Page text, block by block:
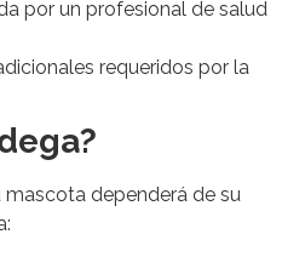
por un profesional de salud
requeridos por la
mascota dependerá de su